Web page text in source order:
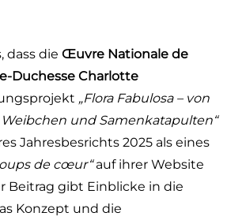
dass die Œuvre Nationale de
Duchesse Charlotte
„Flora Fabulosa – von
und Samenkatapulten“
Jahresbesrichts 2025 als eines
de cœur“auf ihrer Website
Beitrag gibt Einblicke in die
Konzept und die